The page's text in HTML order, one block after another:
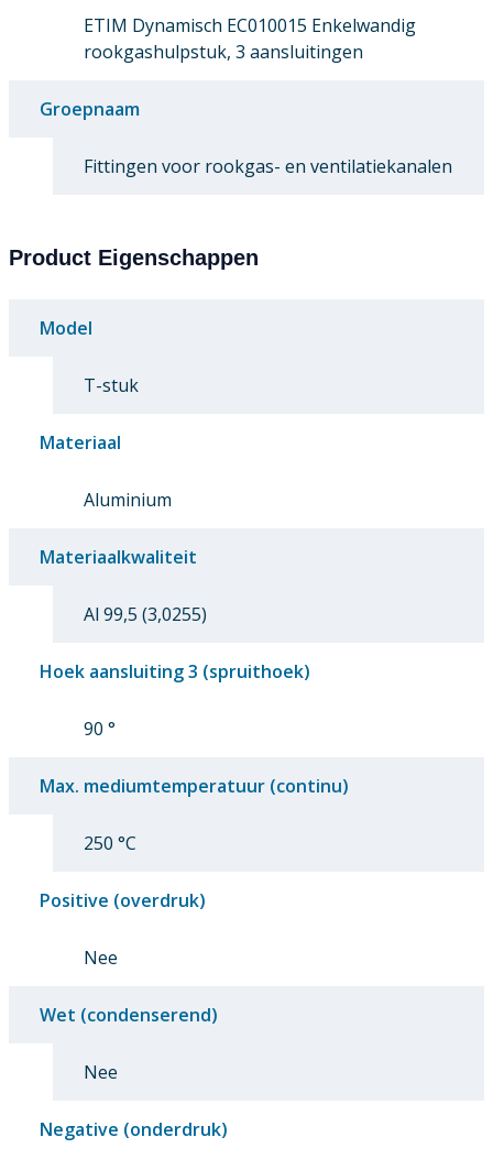
ETIM Dynamisch EC010015 Enkelwandig
rookgashulpstuk, 3 aansluitingen
Groepnaam
Fittingen voor rookgas- en ventilatiekanalen
Product Eigenschappen
Model
T-stuk
Materiaal
Aluminium
Materiaalkwaliteit
Al 99,5 (3,0255)
Hoek aansluiting 3 (spruithoek)
90 °
Max. mediumtemperatuur (continu)
250 °C
Positive (overdruk)
Nee
Wet (condenserend)
Nee
Negative (onderdruk)